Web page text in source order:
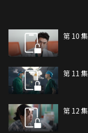
第 10 集
第 11 集
第 12 集